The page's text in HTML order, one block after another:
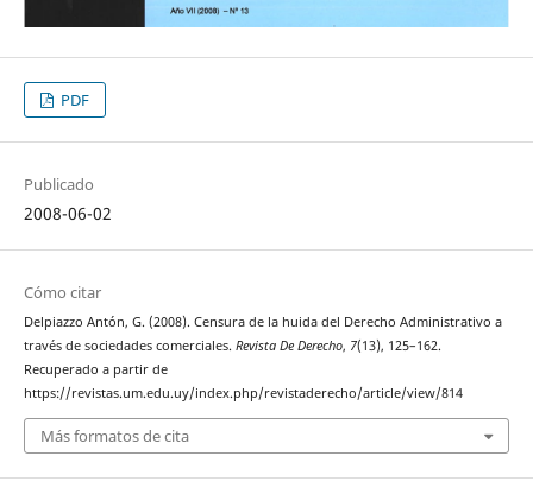
PDF
Publicado
2008-06-02
Cómo citar
Delpiazzo Antón, G. (2008). Censura de la huida del Derecho Administrativo a
través de sociedades comerciales. Revista De Derecho, 7(13), 125–162.
Recuperado a partir de
https://revistas.um.edu.uy/index.php/revistaderecho/article/view/814
Más formatos de cita